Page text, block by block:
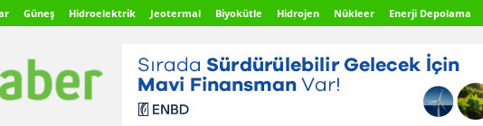
Güneş Hidroelektrik Jeotermal Biyokütle Hidrojen Nükleer Enerji Depolama